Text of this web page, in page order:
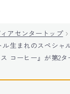
アセンタートップ
生まれのスペシャ
ス コーヒー』が第2